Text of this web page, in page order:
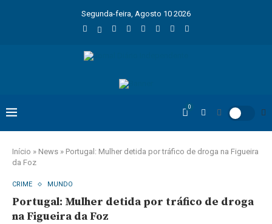
Segunda-feira, Agosto 10 2026
0
Início » News » Portugal: Mulher detida por tráfico de droga na Figueira
da Foz
CRIME MUNDO
Portugal: Mulher detida por tráfico de droga
na Figueira da Foz